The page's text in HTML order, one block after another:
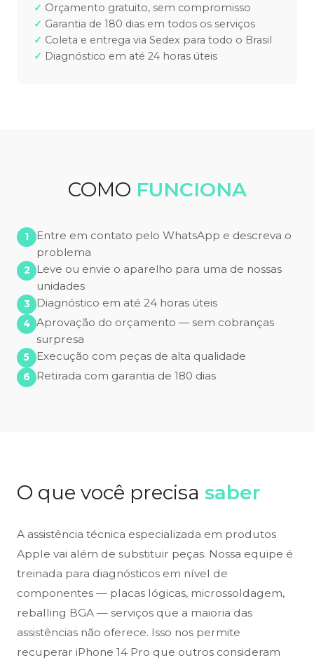
Orçamento gratuito, sem compromisso
Garantia de 180 dias em todos os serviços
Coleta e entrega via Sedex para todo o Brasil
Diagnóstico em até 24 horas úteis
COMO FUNCIONA
Entre em contato pelo WhatsApp e descreva o
problema
Leve ou envie o aparelho para uma de nossas
unidades
Diagnóstico em até 24 horas úteis
Aprovação do orçamento — sem cobranças
surpresa
Execução com peças de alta qualidade
Retirada com garantia de 180 dias
O que você precisa saber
A assistência técnica especializada em produtos
Apple vai além de substituir peças. Nossa equipe é
treinada para diagnósticos em nível de
componentes — placas lógicas, microssoldagem,
reballing BGA — serviços que a maioria das
assistências não oferece. Isso nos permite
recuperar iPhone 14 Pro que outros consideram